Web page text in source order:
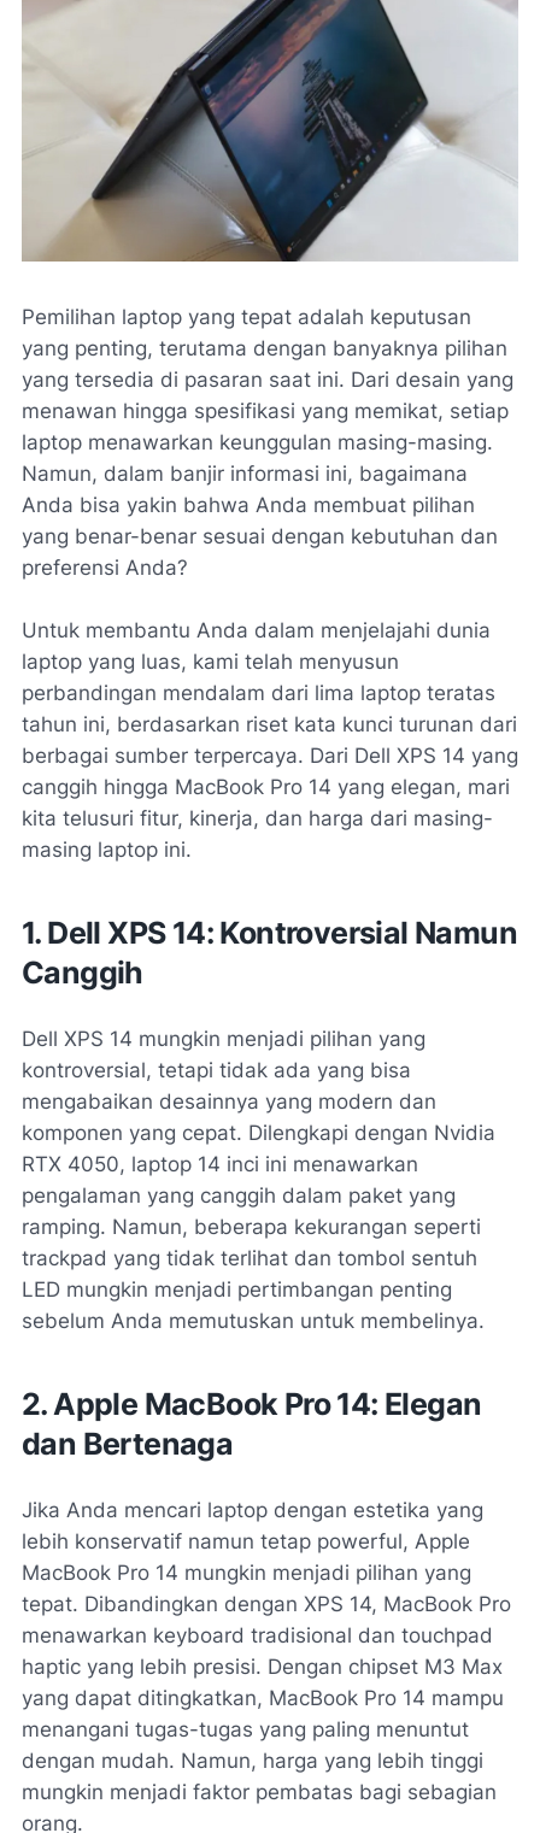
Pemilihan laptop yang tepat adalah keputusan
yang penting, terutama dengan banyaknya pilihan
yang tersedia di pasaran saat ini. Dari desain yang
menawan hingga spesifikasi yang memikat, setiap
laptop menawarkan keunggulan masing-masing.
Namun, dalam banjir informasi ini, bagaimana
Anda bisa yakin bahwa Anda membuat pilihan
yang benar-benar sesuai dengan kebutuhan dan
preferensi Anda?
Untuk membantu Anda dalam menjelajahi dunia
laptop yang luas, kami telah menyusun
perbandingan mendalam dari lima laptop teratas
tahun ini, berdasarkan riset kata kunci turunan dari
berbagai sumber terpercaya. Dari Dell XPS 14 yang
canggih hingga MacBook Pro 14 yang elegan, mari
kita telusuri fitur, kinerja, dan harga dari masing-
masing laptop ini.
1. Dell XPS 14: Kontroversial Namun
Canggih
Dell XPS 14 mungkin menjadi pilihan yang
kontroversial, tetapi tidak ada yang bisa
mengabaikan desainnya yang modern dan
komponen yang cepat. Dilengkapi dengan Nvidia
RTX 4050, laptop 14 inci ini menawarkan
pengalaman yang canggih dalam paket yang
ramping. Namun, beberapa kekurangan seperti
trackpad yang tidak terlihat dan tombol sentuh
LED mungkin menjadi pertimbangan penting
sebelum Anda memutuskan untuk membelinya.
2. Apple MacBook Pro 14: Elegan
dan Bertenaga
Jika Anda mencari laptop dengan estetika yang
lebih konservatif namun tetap powerful, Apple
MacBook Pro 14 mungkin menjadi pilihan yang
tepat. Dibandingkan dengan XPS 14, MacBook Pro
menawarkan keyboard tradisional dan touchpad
haptic yang lebih presisi. Dengan chipset M3 Max
yang dapat ditingkatkan, MacBook Pro 14 mampu
menangani tugas-tugas yang paling menuntut
dengan mudah. Namun, harga yang lebih tinggi
mungkin menjadi faktor pembatas bagi sebagian
orang.